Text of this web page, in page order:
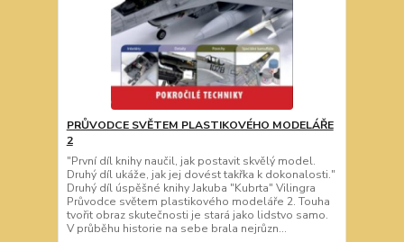
PRŮVODCE SVĚTEM PLASTIKOVÉHO MODELÁŘE
2
"První díl knihy naučil, jak postavit skvělý model.
Druhý díl ukáže, jak jej dovést takřka k dokonalosti."
Druhý díl úspěšné knihy Jakuba "Kubrta" Vilingra
Průvodce světem plastikového modeláře 2. Touha
tvořit obraz skutečnosti je stará jako lidstvo samo.
V průběhu historie na sebe brala nejrůzn...